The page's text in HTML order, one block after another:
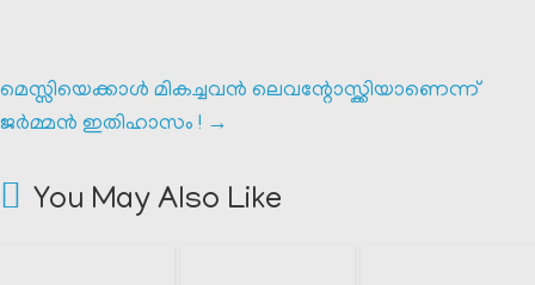
മെസ്സിയെക്കാൾ മികച്ചവൻ ലെവന്റോസ്ക്കിയാണെന്ന്
ജർമ്മൻ ഇതിഹാസം ! →
You May Also Like